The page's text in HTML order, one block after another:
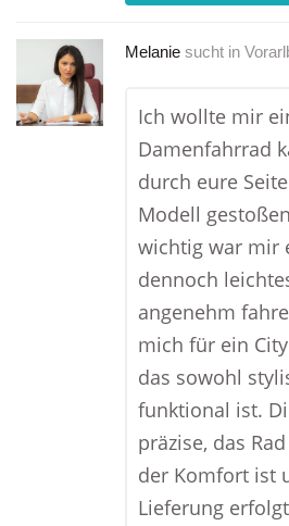
Melanie sucht in
Ich wollte mir
Damenfahrrad
durch eure
Modell
wichtig war mir
dennoch
angenehm
mich für ein
das sowohl
funktional ist.
präzise, das
der Komfort ist
Lieferung